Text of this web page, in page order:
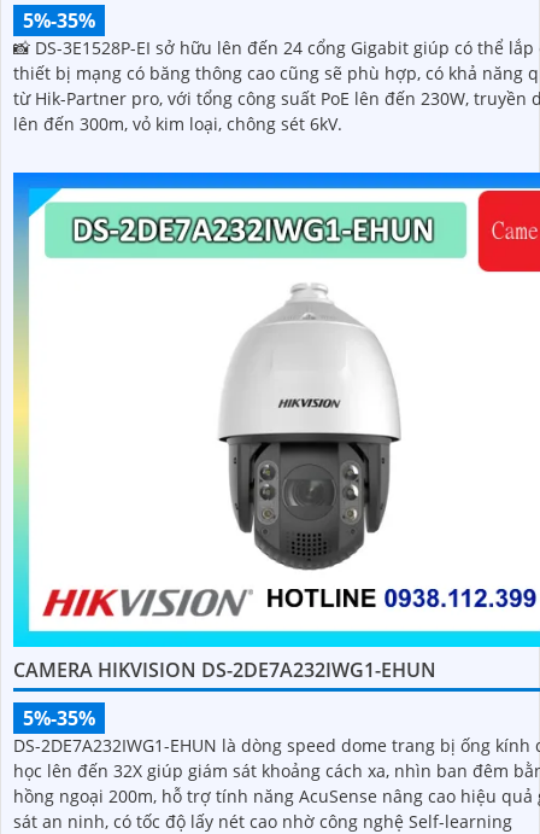
5%-35%
📸 DS-3E1528P-EI sở hữu lên đến 24 cổng Gigabit giúp có thể lắp
thiết bị mạng có băng thông cao cũng sẽ phù hợp, có khả năng
từ Hik-Partner pro, với tổng công suất PoE lên đến 230W, truyền
lên đến 300m, vỏ kim loại, chông sét 6kV.
CAMERA HIKVISION DS-2DE7A232IWG1-EHUN
5%-35%
DS-2DE7A232IWG1-EHUN là dòng speed dome trang bị ống kính
học lên đến 32X giúp giám sát khoảng cách xa, nhìn ban đêm
hồng ngoại 200m, hỗ trợ tính năng AcuSense nâng cao hiệu quả
sát an ninh, có tốc độ lấy nét cao nhờ công nghệ Self-learning